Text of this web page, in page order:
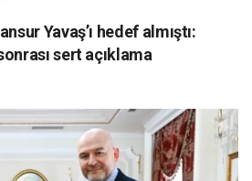
Yavaş’ı hedef almıştı:
sert açıklama